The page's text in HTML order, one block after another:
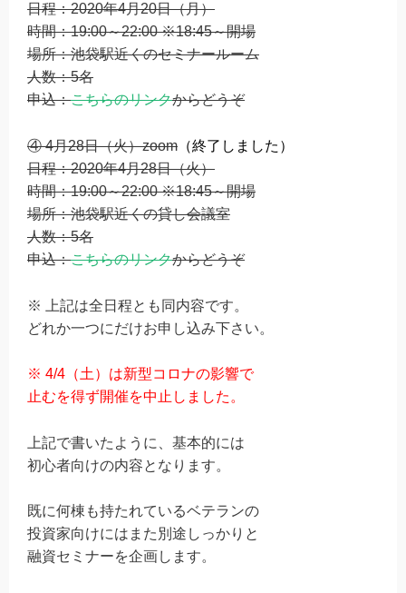
日程：2020年4月20日（月）
時間：19:00～22:00 ※18:45～開場
場所：池袋駅近くのセミナールーム
人数：5名
申込：こちらのリンクからどうぞ
④ 4月28日（火）zoom （終了しました）
日程：2020年4月28日（火）
時間：19:00～22:00 ※18:45～開場
場所：池袋駅近くの貸し会議室
人数：5名
申込：こちらのリンクからどうぞ
※ 上記は全日程とも同内容です。
どれか一つにだけお申し込み下さい。
※ 4/4（土）は新型コロナの影響で
止むを得ず開催を中止しました。
上記で書いたように、基本的には
初心者向けの内容となります。
既に何棟も持たれているベテランの
投資家向けにはまた別途しっかりと
融資セミナーを企画します。